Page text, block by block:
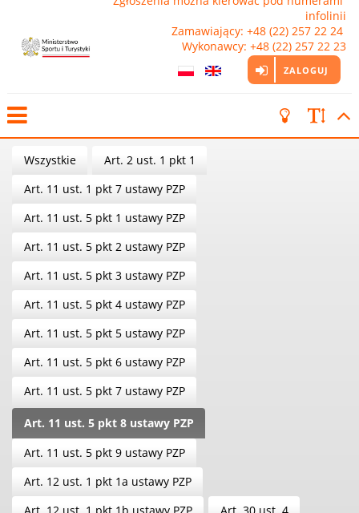
infolinii
Zamawiający: +48 (22) 257 22 24
Wykonawcy: +48 (22) 257 22 23
ZALOGUJ
Wszystkie
Art. 2 ust. 1 pkt 1
Art. 11 ust. 1 pkt 7 ustawy PZP
Art. 11 ust. 5 pkt 1 ustawy PZP
Art. 11 ust. 5 pkt 2 ustawy PZP
Art. 11 ust. 5 pkt 3 ustawy PZP
Art. 11 ust. 5 pkt 4 ustawy PZP
Art. 11 ust. 5 pkt 5 ustawy PZP
Art. 11 ust. 5 pkt 6 ustawy PZP
Art. 11 ust. 5 pkt 7 ustawy PZP
Art. 11 ust. 5 pkt 8 ustawy PZP
Art. 11 ust. 5 pkt 9 ustawy PZP
Art. 12 ust. 1 pkt 1a ustawy PZP